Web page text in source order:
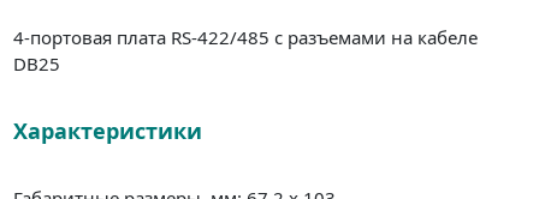
4-портовая плата RS-422/485 с разъемами на кабеле
DB25
Характеристики